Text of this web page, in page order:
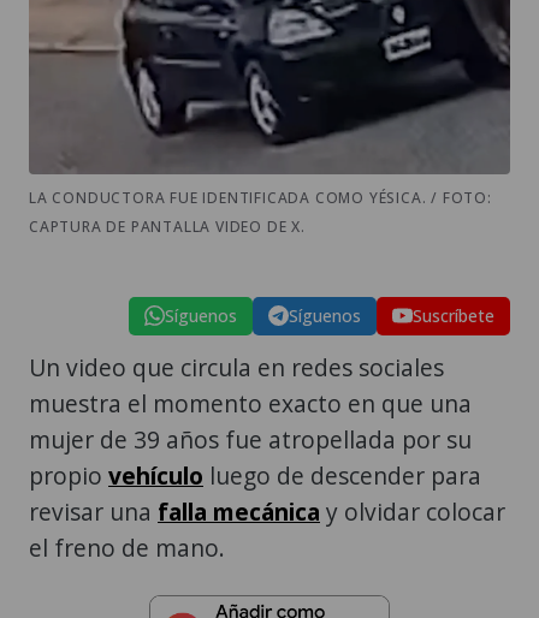
LA CONDUCTORA FUE IDENTIFICADA COMO YÉSICA. / FOTO:
CAPTURA DE PANTALLA VIDEO DE X.
Síguenos Síguenos Suscríbete
Un video que circula en redes sociales
muestra el momento exacto en que una
mujer de 39 años fue atropellada por su
propio vehículo luego de descender para
revisar una falla mecánica y olvidar colocar
el freno de mano.